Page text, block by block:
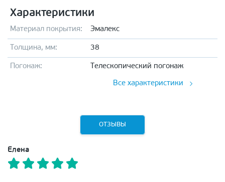
Характеристики
Материал покрытия: Эмалекс
Толщина, мм: 38
Погонаж: Телескопический погонаж
Все характеристики
ОТЗЫВЫ
Елена